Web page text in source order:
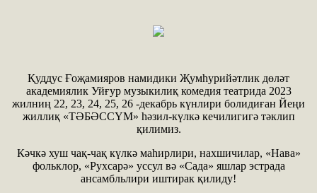
Қуддус Ғоҗамияров намидики Җумһурийәтлик дөләт
академиялик Уйғур музыкилиқ комедия театрида 2023
жилниң 22, 23, 24, 25, 26 -декабрь күнлири болидиған Йеңи
жиллиқ «ТӘБӘССҮМ» һәзил-күлкә кечилигигә тәклип
қилимиз.
Кәчкә хуш чақ-чақ күлкә маһирлири, нахшичилар, «Нава»
фольклор, «Рухсарә» уссул вә «Сада» яшлар эстрада
ансамбльлири иштирак қилиду!